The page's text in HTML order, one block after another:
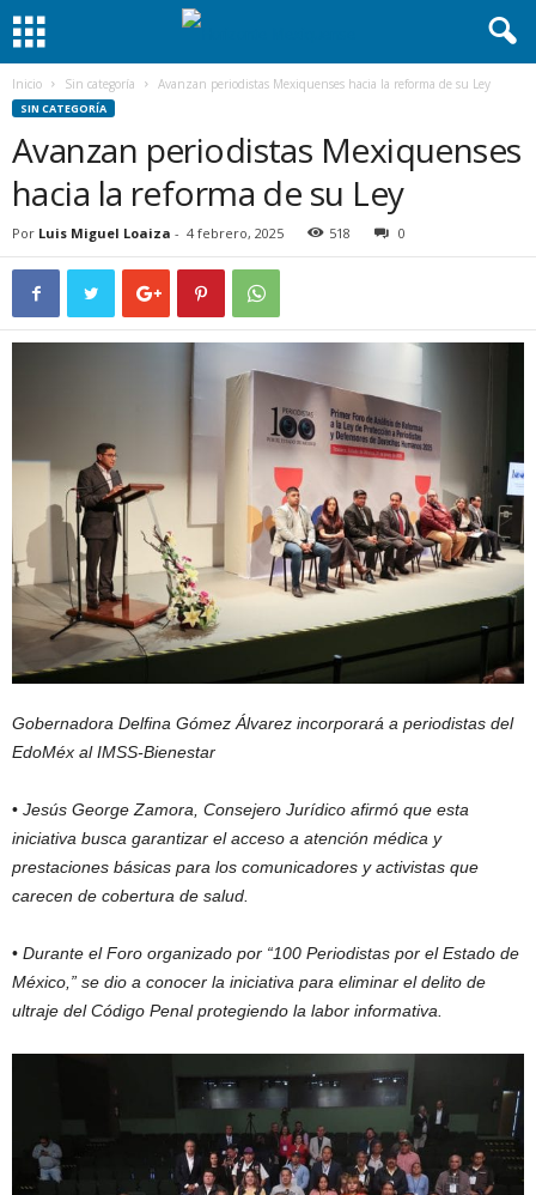
Inicio Sin categoría Avanzan periodistas Mexiquenses hacia la reforma de su Ley
SIN CATEGORÍA
Avanzan periodistas Mexiquenses
hacia la reforma de su Ley
Por Luis Miguel Loaiza - 4 febrero, 2025 518 0
Gobernadora Delfina Gómez Álvarez incorporará a periodistas del
EdoMéx al IMSS-Bienestar
• Jesús George Zamora, Consejero Jurídico afirmó que esta
iniciativa busca garantizar el acceso a atención médica y
prestaciones básicas para los comunicadores y activistas que
carecen de cobertura de salud.
• Durante el Foro organizado por “100 Periodistas por el Estado de
México,” se dio a conocer la iniciativa para eliminar el delito de
ultraje del Código Penal protegiendo la labor informativa.